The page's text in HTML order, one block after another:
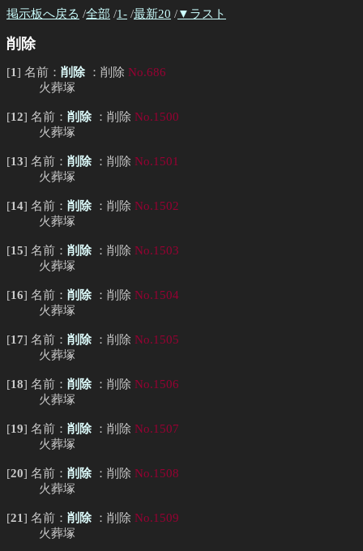
掲示板へ戻る /全部 /1- /最新20 /▼ラスト
削除
[1] 名前： 削除 ：削除 No.686
火葬塚
[12] 名前： 削除 ：削除 No.1500
火葬塚
[13] 名前： 削除 ：削除 No.1501
火葬塚
[14] 名前： 削除 ：削除 No.1502
火葬塚
[15] 名前： 削除 ：削除 No.1503
火葬塚
[16] 名前： 削除 ：削除 No.1504
火葬塚
[17] 名前： 削除 ：削除 No.1505
火葬塚
[18] 名前： 削除 ：削除 No.1506
火葬塚
[19] 名前： 削除 ：削除 No.1507
火葬塚
[20] 名前： 削除 ：削除 No.1508
火葬塚
[21] 名前： 削除 ：削除 No.1509
火葬塚